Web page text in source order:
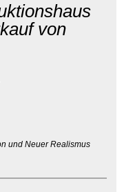
von
und Neuer Realismus